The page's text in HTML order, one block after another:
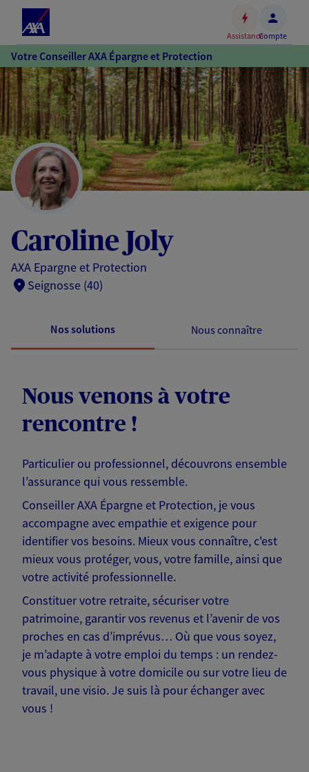
Accéder
au
contenu
principal
Accéder
au
pied
de
page
AssistanceCompte
Votre Conseiller AXA Épargne et Protection
Caroline Joly
AXA Epargne et Protection
Seignosse (40)
Nos solutions Nous connaître
Nous venons à votre
rencontre !
Particulier ou professionnel, découvrons ensemble
l’assurance qui vous ressemble.
Conseiller AXA Épargne et Protection, je vous
accompagne avec empathie et exigence pour
identifier vos besoins. Mieux vous connaître, c'est
mieux vous protéger, vous, votre famille, ainsi que
votre activité professionnelle.
Constituer votre retraite, sécuriser votre
patrimoine, garantir vos revenus et l’avenir de vos
proches en cas d’imprévus… Où que vous soyez,
je m’adapte à votre emploi du temps : un rendez-
vous physique à votre domicile ou sur votre lieu de
travail, une visio. Je suis là pour échanger avec
vous !